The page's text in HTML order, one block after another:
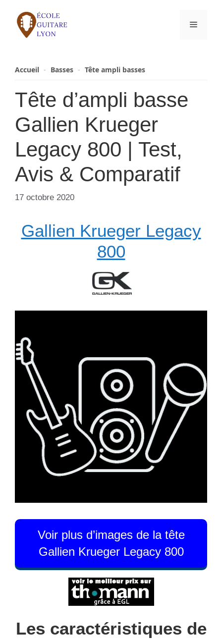
contenu
Menu
Accueil - Basses - Tête ampli basses
Tête d’ampli basse
Gallien Krueger
Legacy 800 | Test,
Avis & Comparatif
17 octobre 2020
Gallien Krueger Legacy
800
Voir plus d’images de la tête
Gallien Krueger Legacy 800
Les caractéristiques de